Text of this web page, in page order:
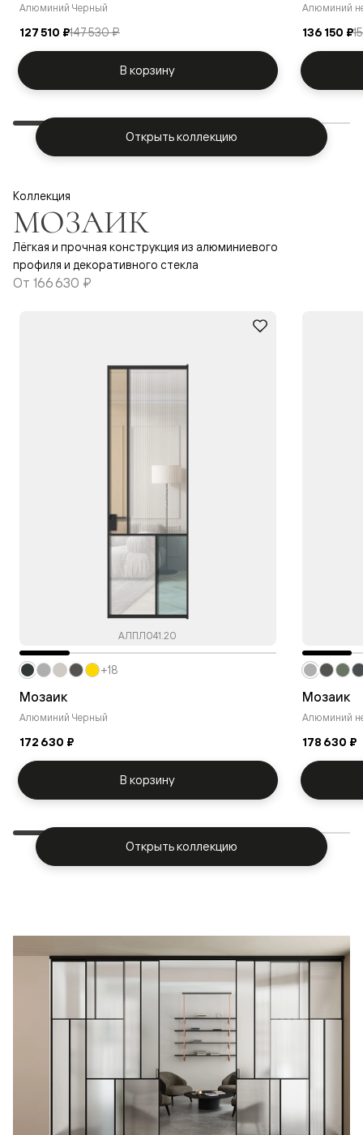
Алюминий Черный
127 510 ₽147 530 ₽
В корзину
Алюминий
136 150 ₽
Открыть коллекцию
Коллекция
МОЗАИК
Лёгкая и прочная конструкция из алюминиевого
профиля и декоративного стекла
От 166 630 ₽
АЛПЛ041.20
Мозаик
Алюминий Черный
172 630 ₽
+18
В корзину
Мозаик
Алюминий
178 630 ₽
Открыть коллекцию